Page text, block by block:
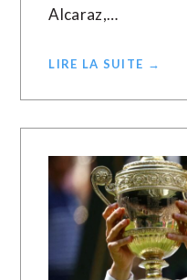
Alcaraz,…
LIRE LA SUITE →